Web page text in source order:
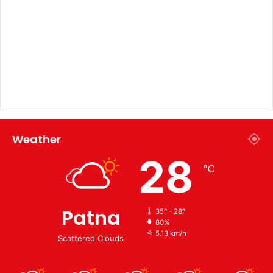
Weather
Patna
Scattered Clouds
28 ℃
35º - 28º
80%
5.13 km/h